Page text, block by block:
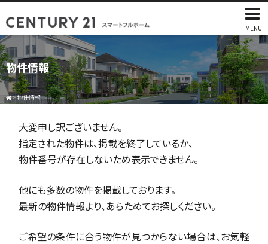
MENU
物件情報
>物件情報
大変申し訳ございません。
指定された物件は、掲載を終了しているか、
物件番号が存在しないため表示できません。
他にも多数の物件を掲載しております。
最新の物件情報より、あらためてお探しください。
ご希望の条件に合う物件が見つからない場合は、お気軽